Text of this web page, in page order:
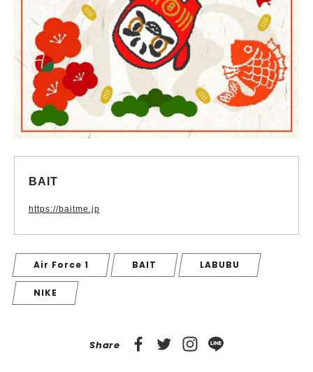
BAIT
https://baitme.jp
Air Force 1 BAIT LABUBU
NIKE
Share